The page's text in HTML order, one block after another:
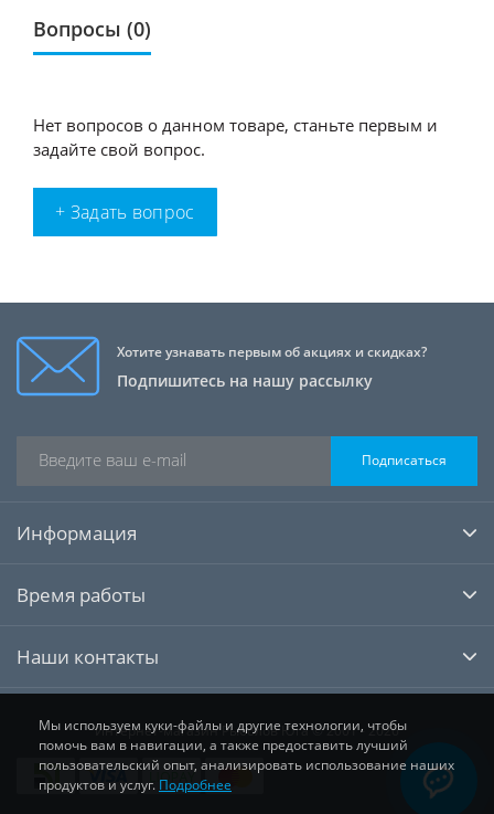
Вопросы (0)
Нет вопросов о данном товаре, станьте первым и
задайте свой вопрос.
+ Задать вопрос
Хотите узнавать первым об акциях и скидках?
Подпишитесь на нашу рассылку
Подписаться
Информация
Время работы
Наши контакты
Интернет-магазин Рыболов Юга © 2001 - 2026
Мы используем куки-файлы и другие технологии, чтобы
помочь вам в навигации, а также предоставить лучший
пользовательский опыт, анализировать использование наших
продуктов и услуг. Подробнее